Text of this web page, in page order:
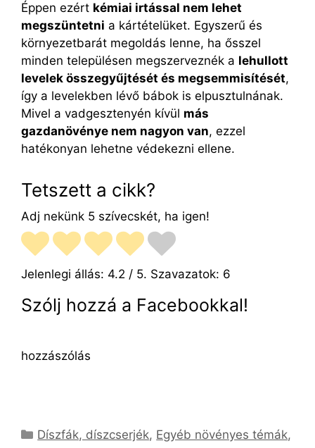
Éppen ezért kémiai irtással nem lehet
megszüntetni a kártételüket. Egyszerű és
környezetbarát megoldás lenne, ha ősszel
minden településen megszerveznék a lehullott
levelek összegyűjtését és megsemmisítését,
így a levelekben lévő bábok is elpusztulnának.
Mivel a vadgesztenyén kívül más
gazdanövénye nem nagyon van, ezzel
hatékonyan lehetne védekezni ellene.
Tetszett a cikk?
Adj nekünk 5 szívecskét, ha igen!
Jelenlegi állás: 4.2 / 5. Szavazatok: 6
Szólj hozzá a Facebookkal!
hozzászólás
Kategória
Díszfák, díszcserjék, Egyéb növényes témák,